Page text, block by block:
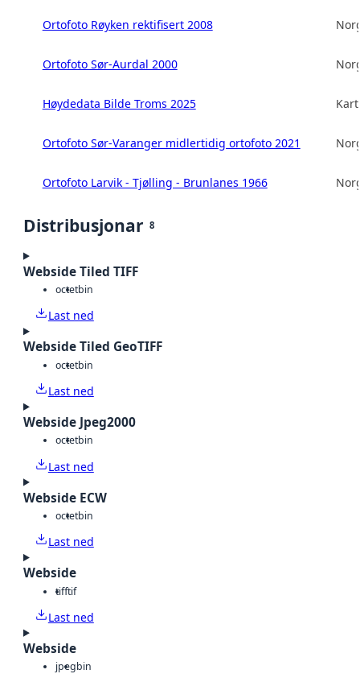
Ortofoto Røyken rektifisert 2008
Ortofoto Sør-Aurdal 2000
Høydedata Bilde Troms 2025
Ortofoto Sør-Varanger midlertidig ortofoto 2021
Ortofoto Larvik - Tjølling - Brunlanes 1966
Distribusjonar 8
Webside Tiled TIFF
octetbin
Last ned
Webside Tiled GeoTIFF
octetbin
Last ned
Webside Jpeg2000
octetbin
Last ned
Webside ECW
octetbin
Last ned
Webside
tifftif
Last ned
Webside
jpegbin